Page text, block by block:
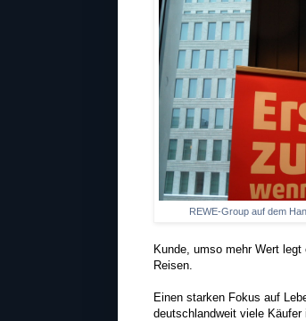
REWE-Group auf dem
Kunde, umso mehr Wert
Reisen.
Einen starken Fokus auf
deutschlandweit viele